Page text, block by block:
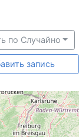
по Случайно
запись